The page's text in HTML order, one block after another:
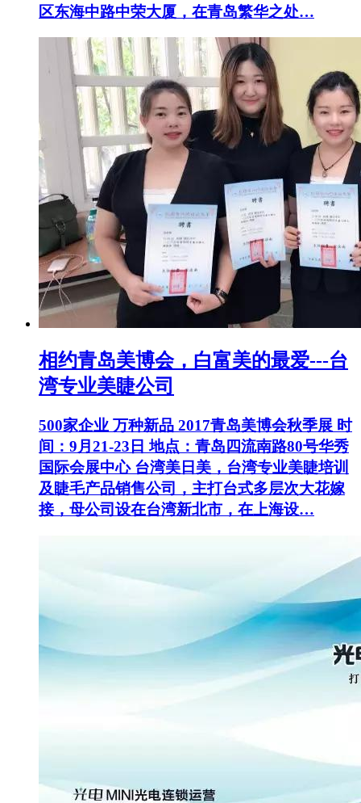
区东海中路中荣大厦，在青岛繁华之处…
相约青岛美博会，白富美的最爱---台
湾专业美睫公司
500家企业 万种新品 2017青岛美博会秋季展 时
间：9月21-23日 地点：青岛四流南路80号华秀
国际会展中心 台湾美日美，台湾专业美睫培训
及睫毛产品销售公司，主打台式多层次大花嫁
接，母公司设在台湾新北市，在上海设…